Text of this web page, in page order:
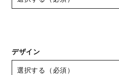
デザイン